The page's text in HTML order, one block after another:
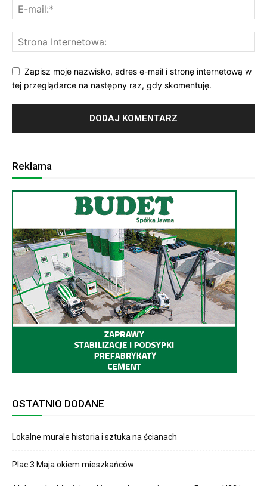
Zapisz moje nazwisko, adres e-mail i stronę internetową w
tej przeglądarce na następny raz, gdy skomentuję.
Reklama
OSTATNIO DODANE
Lokalne murale historia i sztuka na ścianach
Plac 3 Maja okiem mieszkańców